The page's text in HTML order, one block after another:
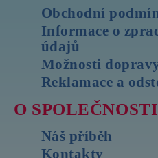
Obchodní
Informace o
údajů
Možnosti
Reklamace a
O SPOLEČNOSTI
Náš příběh
Kontakty